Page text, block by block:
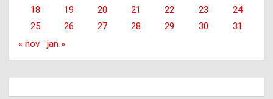
18
19 20 21 22 23
24
25
26 27 28 29 30
31
« nov
jan »